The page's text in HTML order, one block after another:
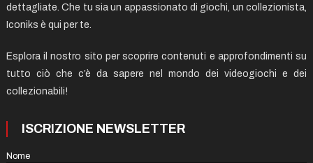
dettagliate. Che tu sia un appassionato di giochi, un collezionista,
Iconiks è qui per te.
Esplora il nostro sito per scoprire contenuti e approfondimenti su
tutto ciò che c’è da sapere nel mondo dei videogiochi e dei
collezionabili!
ISCRIZIONE NEWSLETTER
Nome